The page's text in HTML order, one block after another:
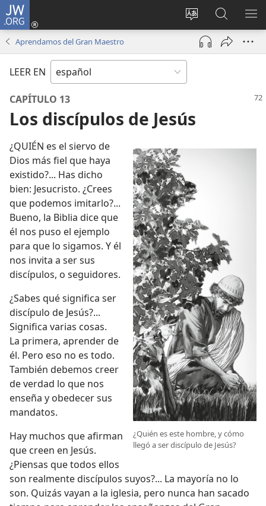
JW.ORG
Cambiar
idioma
del sitio
Iniciar
sesión
(abre
nueva
en
jw.org
Aprendamos del Gran Maestro
LEER EN
CAPÍTULO 13
Los discípulos de Jesús
¿Quién es este hombre, y cómo
llegó a ser discípulo de Jesús?
¿QUIÉN es el siervo de
Dios más fiel que haya
existido?... Has dicho
bien: Jesucristo. ¿Crees
que podemos imitarlo?...
Bueno, la Biblia dice que
él nos puso el ejemplo
para que lo sigamos. Y él
nos invita a ser sus
discípulos, o seguidores.
¿Sabes qué significa ser
discípulo de Jesús?...
Significa varias cosas.
La primera, aprender de
él. Pero eso no es todo.
También debemos creer
de verdad lo que nos
enseña y obedecer sus
mandatos.
Hay muchos que afirman
que creen en Jesús.
¿Piensas que todos ellos
son realmente discípulos suyos?... La mayoría no lo
son. Quizás vayan a la iglesia, pero nunca han sacado